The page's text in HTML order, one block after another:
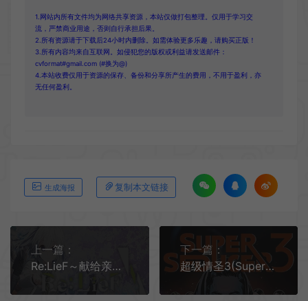
1.网站内所有文件均为网络共享资源，本站仅做打包整理。仅用于学习交
流，严禁商业用途，否则自行承担后果。
2.所有资源请于下载后24小时内删除。如需体验更多乐趣，请购买正版！
3.所有内容均来自互联网。如侵犯您的版权或利益请发送邮件：
cvformat#gmail.com (#换为@)
4.本站收费仅用于资源的保存、备份和分享所产生的费用，不用于盈利，亦
无任何盈利。
生成海报 复制本文链接
上一篇：
Re:LieF～献给亲爱的你～(Re:LieF)卡通美少女视觉小说游戏|下载
下一篇：
超级情圣3(Super Seducer 3)简中|PC|恋爱约会模拟游戏